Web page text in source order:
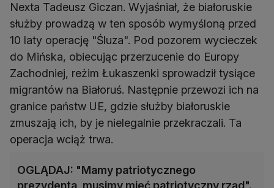
Nexta Tadeusz Giczan. Wyjaśniał, że białoruskie
służby prowadzą w ten sposób wymyśloną przed
10 laty operację "Śluza". Pod pozorem wycieczek
do Mińska, obiecując przerzucenie do Europy
Zachodniej, reżim Łukaszenki sprowadził tysiące
migrantów na Białoruś. Następnie przewozi ich na
granice państw UE, gdzie służby białoruskie
zmuszają ich, by je nielegalnie przekraczali. Ta
operacja wciąż trwa.
OGLĄDAJ: "Mamy patriotycznego
prezydenta, musimy mieć patriotyczny rząd".